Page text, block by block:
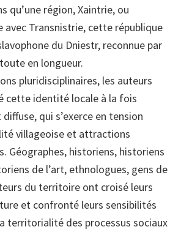
qu’une région, Xaintrie, ou
avec Transnistrie, cette république
du Dniestr, reconnue par
en longueur.
pluridisciplinaires, les auteurs
cette identité locale à la fois
qui s’exerce en tension
villageoise et attractions
Géographes, historiens, historiens
de l’art, ethnologues, gens de
du territoire ont croisé leurs
et confronté leurs sensibilités
territorialité des processus sociaux